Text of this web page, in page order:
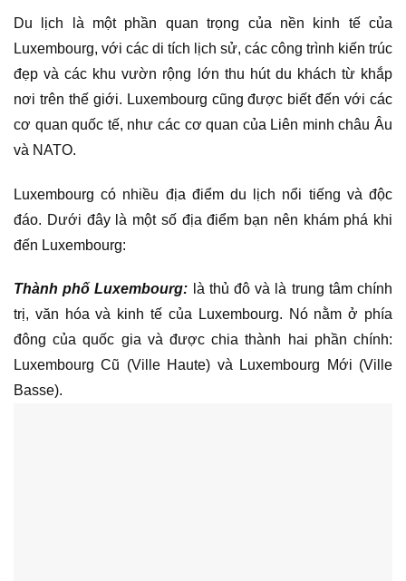
Du lịch là một phần quan trọng của nền kinh tế của
Luxembourg, với các di tích lịch sử, các công trình kiến trúc
đẹp và các khu vườn rộng lớn thu hút du khách từ khắp
nơi trên thế giới. Luxembourg cũng được biết đến với các
cơ quan quốc tế, như các cơ quan của Liên minh châu Âu
và NATO.
Luxembourg có nhiều địa điểm du lịch nổi tiếng và độc
đáo. Dưới đây là một số địa điểm bạn nên khám phá khi
đến Luxembourg:
Thành phố Luxembourg: là thủ đô và là trung tâm chính
trị, văn hóa và kinh tế của Luxembourg. Nó nằm ở phía
đông của quốc gia và được chia thành hai phần chính:
Luxembourg Cũ (Ville Haute) và Luxembourg Mới (Ville
Basse).